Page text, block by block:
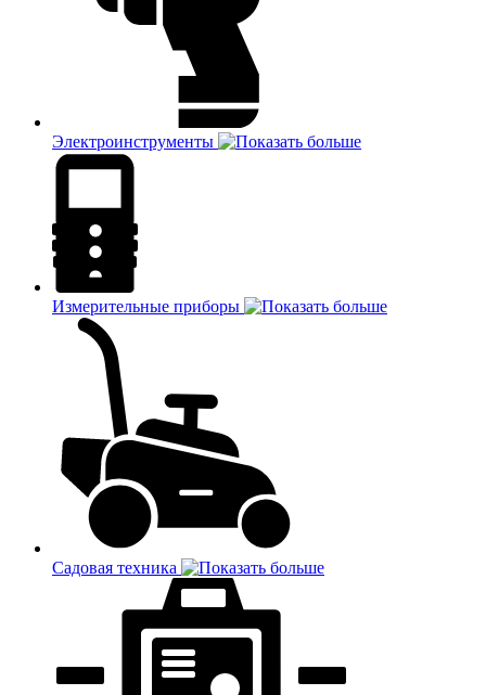
Электроинструменты
Измерительные приборы
Садовая техника